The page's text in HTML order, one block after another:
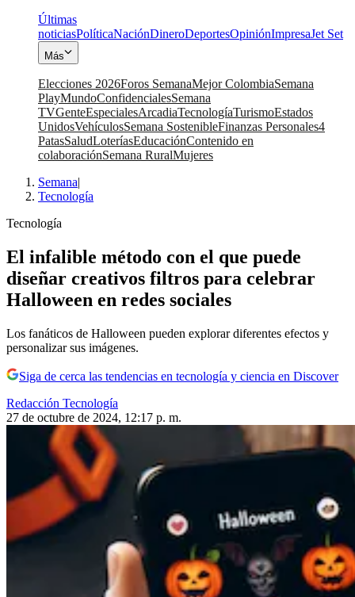
Últimas
noticiasPolíticaNaciónDineroDeportesOpiniónImpresaJet Set
Más
Elecciones 2026Foros SemanaMejor ColombiaSemana
PlayMundoConfidencialesSemana
TVGenteEspecialesArcadiaTecnologíaTurismoEstados
UnidosVehículosSemana SostenibleFinanzas Personales4
PatasSaludLoteríasEducaciónContenido en
colaboraciónSemana RuralMujeres
Semana|
Tecnología
Tecnología
El infalible método con el que puede
diseñar creativos filtros para celebrar
Halloween en redes sociales
Los fanáticos de Halloween pueden explorar diferentes efectos y
personalizar sus imágenes.
Siga de cerca las tendencias en tecnología y ciencia en Discover
Redacción Tecnología
27 de octubre de 2024, 12:17 p. m.